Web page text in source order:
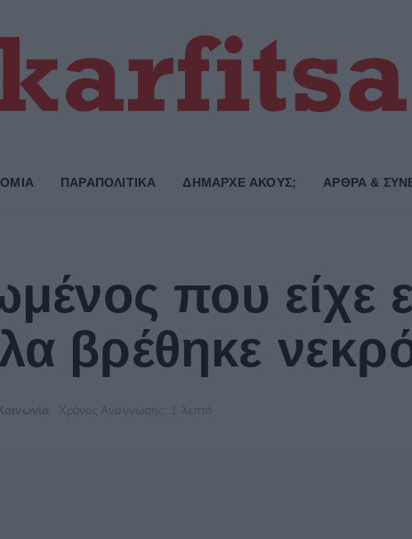
ΠΑΡΑΠΟΛΙΤΙΚΑ ΔΗΜΑΡΧE ΑΚΟΥΣ; ΑΡΘΡΑ &
που είχε
βρέθηκε
Κοινωνία Χρόνος Ανάγνωσης: 1 λεπτό